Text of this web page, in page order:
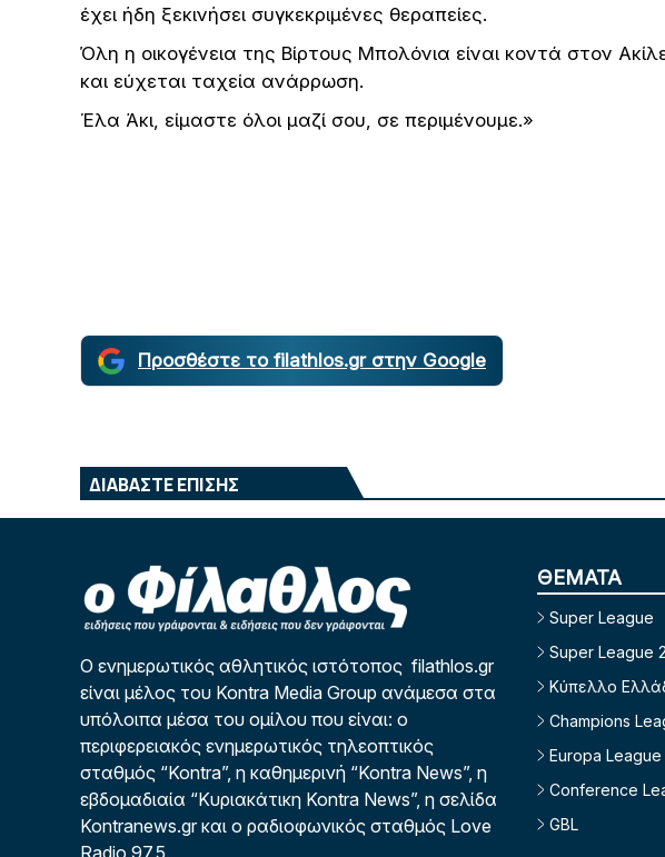
έχει ήδη ξεκινήσει συγκεκριμένες θεραπείες.
Όλη η οικογένεια της Βίρτους Μπολόνια είναι κοντά στον
και εύχεται ταχεία ανάρρωση.
Έλα Άκι, είμαστε όλοι μαζί σου, σε περιμένουμε.»
Προσθέστε το filathlos.gr στην Google
ΔΙΑΒΑΣΤΕ ΕΠΙΣΗΣ
Ο ενημερωτικός αθλητικός ιστότοπος filathlos.gr
είναι μέλος του Kontra Media Group ανάμεσα στα
υπόλοιπα μέσα του ομίλου που είναι: ο
περιφερειακός ενημερωτικός τηλεοπτικός
σταθμός “Kontra”, η καθημερινή “Kontra News”, η
εβδομαδιαία “Κυριακάτικη Kontra News”, η σελίδα
Kontranews.gr και ο ραδιοφωνικός σταθμός Love
ΘΕΜΑΤΑ
Super League
Super League 2
Κύπελλο
Champions
Europa League
Conference
GBL